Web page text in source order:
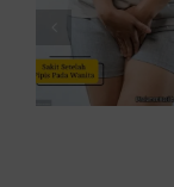
Kondisi